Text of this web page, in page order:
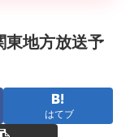
東地方放送予
はてブ